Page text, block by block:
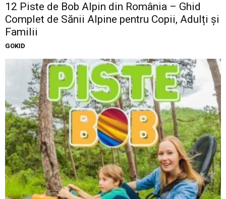
12 Piste de Bob Alpin din România – Ghid
Complet de Sănii Alpine pentru Copii, Adulți și
Familii
GOKID